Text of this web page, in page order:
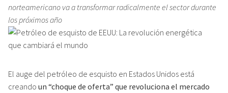
norteamericano va a transformar radicalmente el sector durante
los próximos año
El auge del petróleo de esquisto en Estados Unidos está
creando un “choque de oferta” que revoluciona el mercado